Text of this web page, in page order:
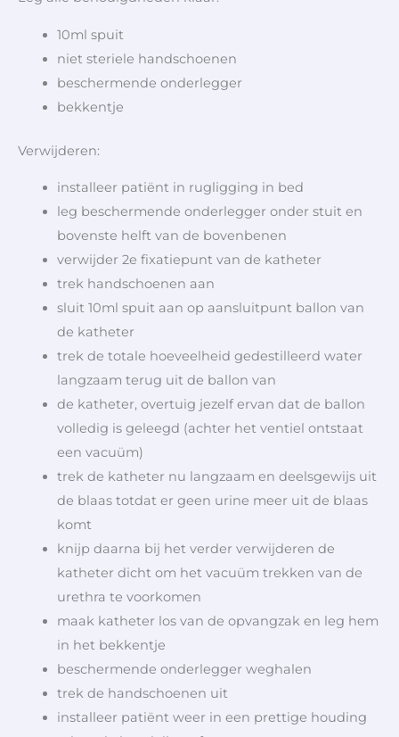
10ml spuit
niet steriele handschoenen
beschermende onderlegger
bekkentje
Verwijderen:
installeer patiënt in rugligging in bed
leg beschermende onderlegger onder stuit en
bovenste helft van de bovenbenen
verwijder 2e fixatiepunt van de katheter
trek handschoenen aan
sluit 10ml spuit aan op aansluitpunt ballon van
de katheter
trek de totale hoeveelheid gedestilleerd water
langzaam terug uit de ballon van
de katheter, overtuig jezelf ervan dat de ballon
volledig is geleegd (achter het ventiel ontstaat
een vacuüm)
trek de katheter nu langzaam en deelsgewijs uit
de blaas totdat er geen urine meer uit de blaas
komt
knijp daarna bij het verder verwijderen de
katheter dicht om het vacuüm trekken van de
urethra te voorkomen
maak katheter los van de opvangzak en leg hem
in het bekkentje
beschermende onderlegger weghalen
trek de handschoenen uit
installeer patiënt weer in een prettige houding